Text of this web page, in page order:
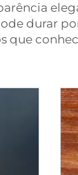
durar
que